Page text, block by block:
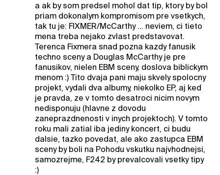
a ak by som predsel mohol dat tip, ktory by bol
priam dokonalym kompromisom pre vsetkych,
tak tu je: FIXMER/McCarthy ... neviem, ci tieto
mena treba nejako zvlast predstavovat.
Terenca Fixmera snad pozna kazdy fanusik
techno sceny a Douglas McCarthy je pre
fanusikov, nielen EBM sceny, doslova biblickym
menom :) Tito dvaja pani maju skvely spolocny
projekt, vydali dva albumy, niekolko EP, aj ked
je pravda, ze v tomto desatroci nicim novym
nedisponuju (hlavne z dovodu
zaneprazdnenosti v inych projektoch). V tomto
roku mali zatial iba jediny koncert, ci budu
dalsie, tazko povedat, ale ako zastupca EBM
sceny by boli na Pohodu vskutku najvhodnejsi,
samozrejme, F242 by prevalcovali vsetky tipy
:)